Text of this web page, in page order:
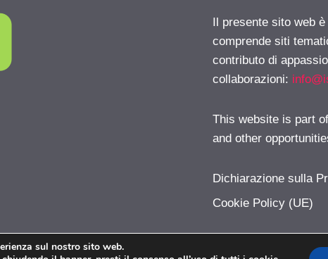
Il presente sito web
comprende siti
contributo di
collaborazioni:
This website is part
and other
Dichiarazione sulla
Cookie Policy (UE)
sul nostro sito web.